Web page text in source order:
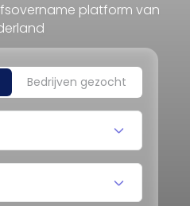
platform van
Bedrijven gezocht